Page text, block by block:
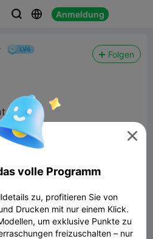
  Anmeldung
Folgen

volle Programm
zu, profitieren Sie von
Drucken mit nur einem Klick.
um exklusive Punkte zu
freizuschalten – nur